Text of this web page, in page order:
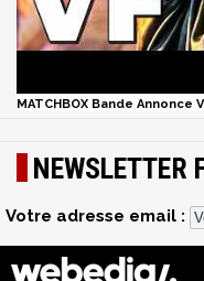
MATCHBOX Bande Annonce
NEWSLETTER
Votre adresse email :